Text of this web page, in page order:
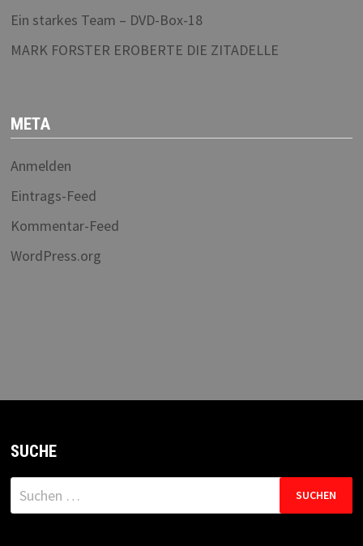
Ein starkes Team – DVD-Box-18
MARK FORSTER EROBERTE DIE ZITADELLE
META
Anmelden
Eintrags-Feed
Kommentar-Feed
WordPress.org
SUCHE
Suchen
nach: